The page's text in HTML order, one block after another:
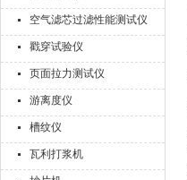
空气滤芯过滤性能测试仪
戳穿试验仪
页面拉力测试仪
游离度仪
槽纹仪
瓦利打浆机